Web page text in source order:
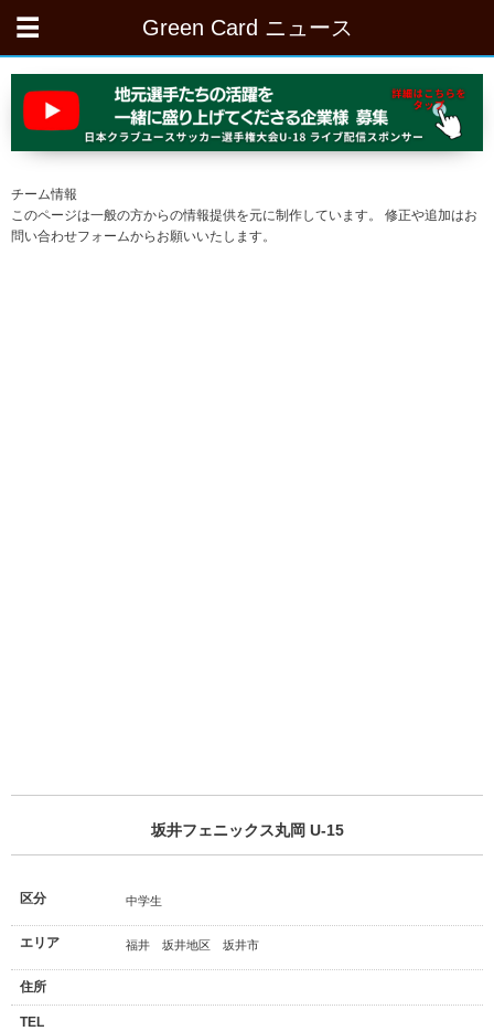
Green Card ニュース
チーム情報
このページは一般の方からの情報提供を元に制作しています。 修正や追加はお
問い合わせフォームからお願いいたします。
坂井フェニックス丸岡 U-15
区分 中学生
エリア 福井 坂井地区 坂井市
住所
TEL